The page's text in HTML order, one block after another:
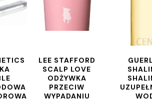
LEE STAFFORD
SCALP LOVE
ODŻYWKA
PRZECIW
WYPADANIU